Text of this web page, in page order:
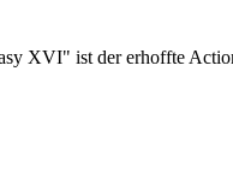
XVI" ist der erhoffte